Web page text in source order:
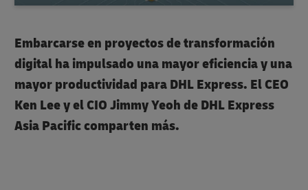
Embarcarse en proyectos de transformación
digital ha impulsado una mayor eficiencia y una
mayor productividad para DHL Express. El CEO
Ken Lee y el CIO Jimmy Yeoh de DHL Express
Asia Pacific comparten más.